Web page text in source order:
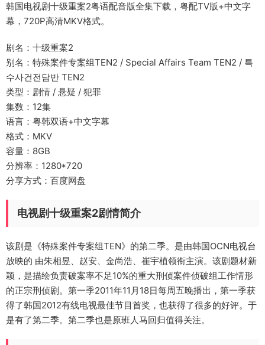
韩国电视剧十级重案2粤语配音版全集下载，粤配TV版+中文字
幕，720P高清MKV格式。
剧名：十级重案2
别名：特殊案件专案组TEN2 / Special Affairs Team TEN2 / 특
수사건전담반 TEN2
类型：剧情 / 悬疑 / 犯罪
集数：12集
语言：粤韩双语+中文字幕
格式：MKV
容量：8GB
分辨率：1280*720
分享方式：百度网盘
电视剧十级重案2剧情简介
该剧是《特殊案件专案组TEN》的第二季。是由韩国OCN电视台
放映的 由朱相昱、赵安、金尚浩、崔宇植领衔主演。该剧题材新
颖，是描绘负责破案率不足10%的重大刑侦案件侦破组工作情形
的正宗刑侦剧。第一季2011年11月18日每周五晚播出，第一季获
得了韩国2012有线电视最佳节目首奖，也获得了很多的好评。于
是有了第二季。第二季也是原班人马回归值得关注。